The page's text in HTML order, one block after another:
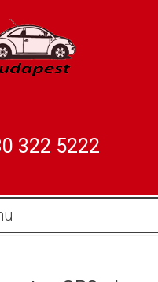
322 5222